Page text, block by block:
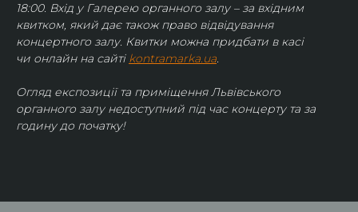
18:00. Вхід у Галерею органного залу – за вхідним
квитком, який дає також право відвідування
концертного залу. Квитки можна придбати в касі
чи онлайн на сайті kontramarka.ua.
Огляд експозиції та приміщення Львівського
органного залу недоступний під час концерту та за
годину до початку!